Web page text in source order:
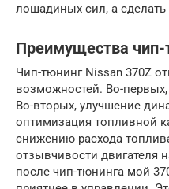
лошадиных сил, а сделать
Преимущества чип-
Чип-тюнинг Nissan 370Z
возможностей. Во-
Во-вторых, улучшение
оптимизация топливной
снижению расхода
отзывчивости двигателя
после чип-тюнинга мой